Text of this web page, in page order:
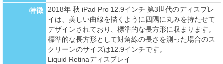
特徴 2018年 秋 iPad Pro 12.9インチ 第3世代のディスプレ
イは、美しい曲線を描くように四隅に丸みを持たせて
デザインされており、標準的な長方形に収まります。
標準的な長方形として対角線の長さを測った場合のス
クリーンのサイズは12.9インチです。
Liquid Retinaディスプレイ